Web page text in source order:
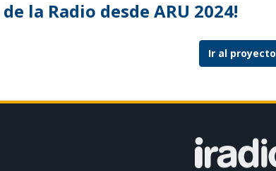
la Radio desde ARU 2024!
Ir al proyecto